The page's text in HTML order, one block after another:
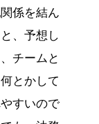
係を結ん
、予想し
チームと
とかして
すいので